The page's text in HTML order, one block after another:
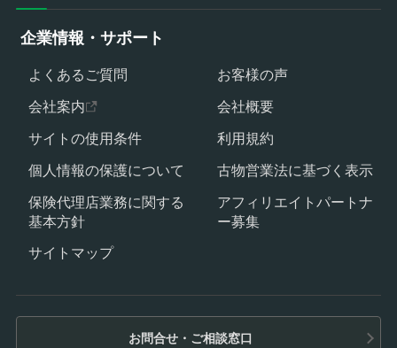
お問合せ・ご相談窓口
企業情報・サポート
よくあるご質問
お客様の声
会社案内
会社概要
サイトの使用条件
利用規約
個人情報の保護について
古物営業法に基づく表示
保険代理店業務に関する
基本方針
アフィリエイトパートナ
ー募集
サイトマップ